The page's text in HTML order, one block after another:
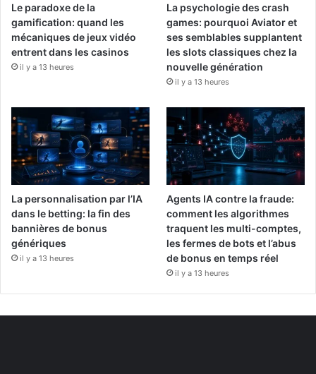
Le paradoxe de la
gamification: quand les
mécaniques de jeux vidéo
entrent dans les casinos
il y a 13 heures
La psychologie des crash
games: pourquoi Aviator et
ses semblables supplantent
les slots classiques chez la
nouvelle génération
il y a 13 heures
La personnalisation par l’IA
dans le betting: la fin des
bannières de bonus
génériques
il y a 13 heures
Agents IA contre la fraude:
comment les algorithmes
traquent les multi-comptes,
les fermes de bots et l’abus
de bonus en temps réel
il y a 13 heures